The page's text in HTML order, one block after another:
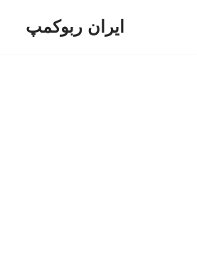
ایران ربوکمپ